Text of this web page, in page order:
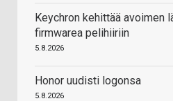
Keychron kehittää avoimen
firmwarea pelihiiriin
5.8.2026
Honor uudisti logonsa
5.8.2026